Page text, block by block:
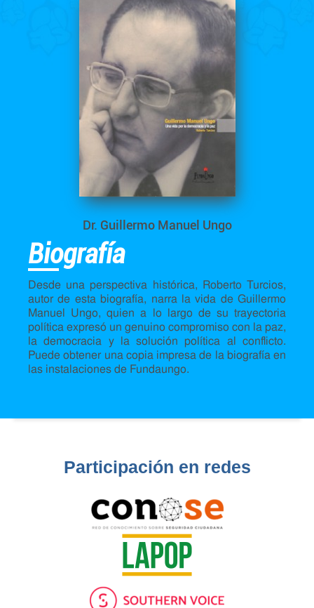
Dr. Guillermo Manuel Ungo
Biografía
Desde una perspectiva histórica, Roberto Turcios,
autor de esta biografía, narra la vida de Guillermo
Manuel Ungo, quien a lo largo de su trayectoria
política expresó un genuino compromiso con la paz,
la democracia y la solución política al conflicto.
Puede obtener una copia impresa de la biografía en
las instalaciones de Fundaungo.
Participación en redes